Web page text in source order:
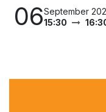
06September
15:30